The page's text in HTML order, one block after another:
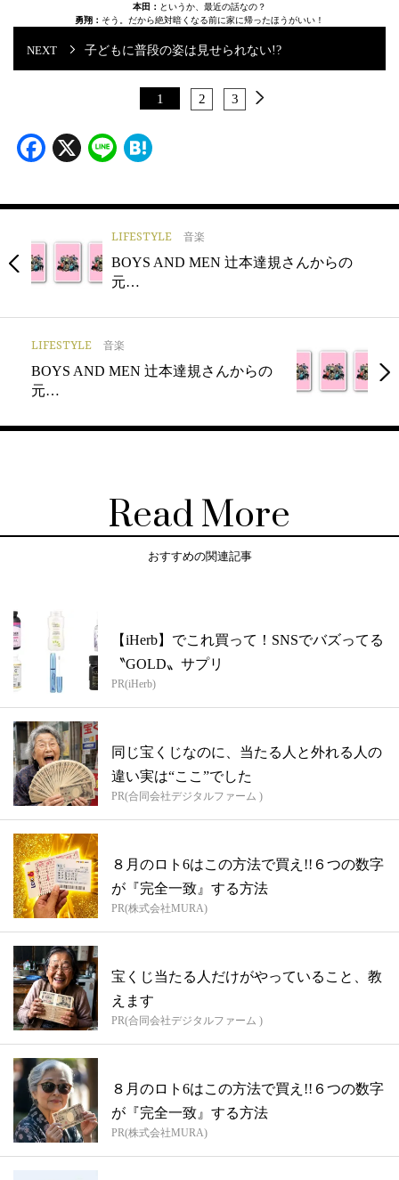
本田： というか、最近の話なの？
勇翔： そう。だから絶対暗くなる前に家に帰ったほうがいい！
子どもに普段の姿は見せられない!?
1 2 3
Facebook
X Line
LIFESTYLE 音楽
BOYS AND MEN 辻本達規さんからの
元…
LIFESTYLE 音楽
BOYS AND MEN 辻本達規さんからの
元…
Read More
おすすめの関連記事
【iHerb】でこれ買って！SNSでバズってる
〝GOLD〟サプリ
PR(iHerb)
同じ宝くじなのに、当たる人と外れる人の
違い実は“ここ”でした
PR(合同会社デジタルファーム )
８月のロト6はこの方法で買え!!６つの数字
が『完全一致』する方法
PR(株式会社MURA)
宝くじ当たる人だけがやっていること、教
えます
PR(合同会社デジタルファーム )
８月のロト6はこの方法で買え!!６つの数字
が『完全一致』する方法
PR(株式会社MURA)